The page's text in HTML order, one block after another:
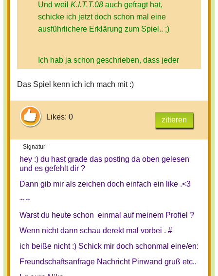
Und weil K.I.T.T.08 auch gefragt hat,
schicke ich jetzt doch schon mal eine
ausführlichere Erklärung zum Spiel.. ;)
Ich hab ja schon geschrieben, dass jeder
verkörpert:Einige Spieler sind Werwölfe,
dem Ziel das Dorf auszulöschen. Alle
anderen Spieler sind Dorfbewohner und
herausbekommen, welche Spieler die
Werwölfe sind. - Denn jeder
Dorfbewohner kennt nur seine eigene
Rolle!
Das Spiel läuft so ab, dass zunächst
immer eine Nacht- und eine Tagphasen
aufeinander. In der Nacht, wenn alle
schlafen, suchen sich die Werwölfe
Das Spiel kenn ich ich mach mit :)
Likes: 0 zitieren
- Signatur -
hey :) du hast grade das posting da oben gelesen
und es gefehlt dir ?
Dann gib mir als zeichen doch einfach ein like .<3
~ ~
Warst du heute schon einmal auf meinem Profiel ?
Wenn nicht dann schau derekt mal vorbei . #
ich beiße nicht :) Schick mir doch schonmal eine/en:
Freundschaftsanfrage Nachricht Pinwand gruß etc..